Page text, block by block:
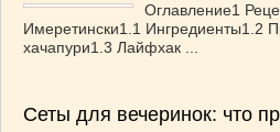
Оглавление1
Имеретински1.1 Ингредиенты1.2
хачапури1.3 Лайфхак ...
Сеты для вечеринок: что